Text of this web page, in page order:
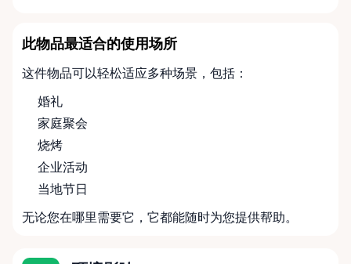
此物品最适合的使用场所
这件物品可以轻松适应多种场景，包括：
婚礼
家庭聚会
烧烤
企业活动
当地节日
无论您在哪里需要它，它都能随时为您提供帮助。